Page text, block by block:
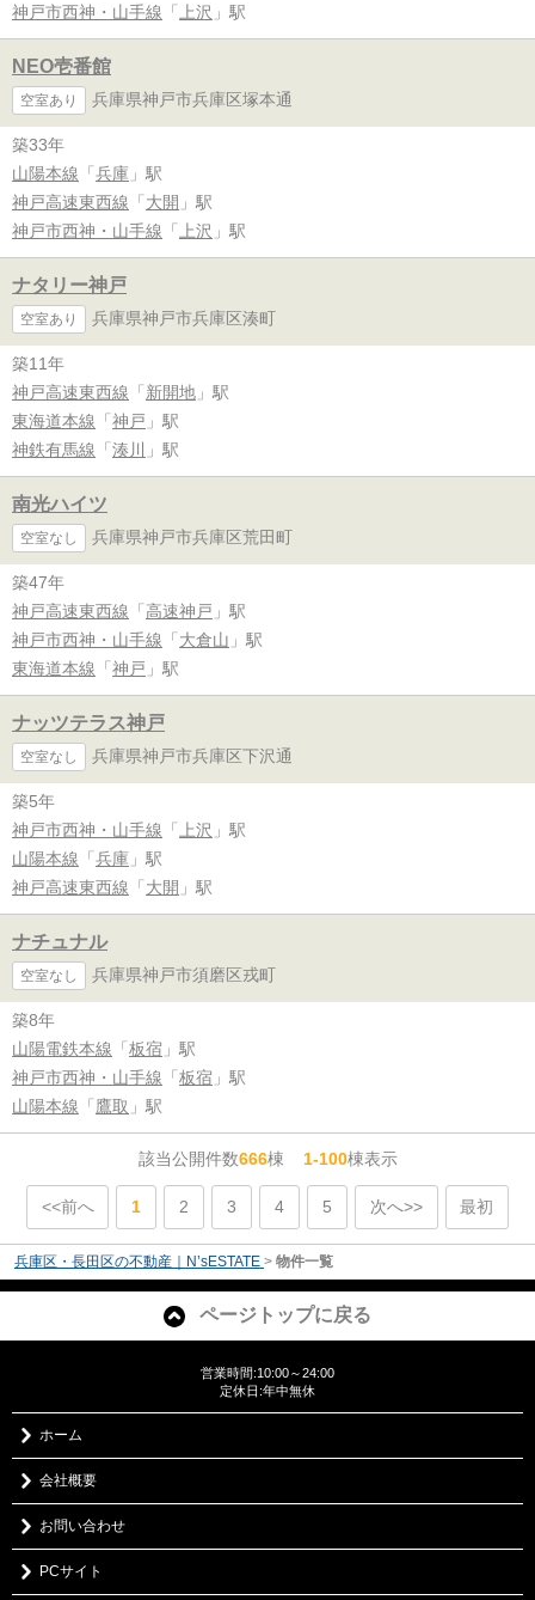
神戸市西神・山手線 「 上沢 」駅
NEO壱番館
空室あり 兵庫県神戸市兵庫区塚本通
築33年
山陽本線 「 兵庫 」駅
神戸高速東西線 「 大開 」駅
神戸市西神・山手線 「 上沢 」駅
ナタリー神戸
空室あり 兵庫県神戸市兵庫区湊町
築11年
神戸高速東西線 「 新開地 」駅
東海道本線 「 神戸 」駅
神鉄有馬線 「 湊川 」駅
南光ハイツ
空室なし 兵庫県神戸市兵庫区荒田町
築47年
神戸高速東西線 「 高速神戸 」駅
神戸市西神・山手線 「 大倉山 」駅
東海道本線 「 神戸 」駅
ナッツテラス神戸
空室なし 兵庫県神戸市兵庫区下沢通
築5年
神戸市西神・山手線 「 上沢 」駅
山陽本線 「 兵庫 」駅
神戸高速東西線 「 大開 」駅
ナチュナル
空室なし 兵庫県神戸市須磨区戎町
築8年
山陽電鉄本線 「 板宿 」駅
神戸市西神・山手線 「 板宿 」駅
山陽本線 「 鷹取 」駅
該当公開件数666棟 1-100棟表示
<<前へ 1 2 3 4 5 次へ>> 最初
兵庫区・長田区の不動産｜N’sESTATE > 物件一覧
ページトップに戻る
営業時間:10:00～24:00
定休日:年中無休
ホーム
会社概要
お問い合わせ
PCサイト